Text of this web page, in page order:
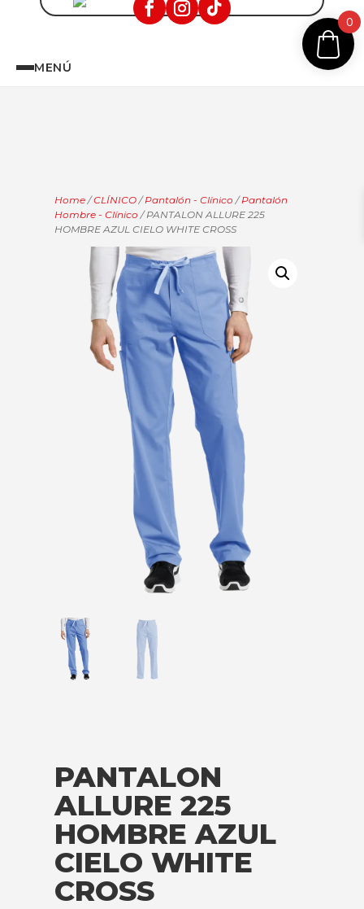
MENÚ
Home/CLÍNICO/Pantalón - Clínico /Pantalón
Hombre - Clínico / PANTALON ALLURE 225
HOMBRE AZUL CIELO WHITE CROSS
PANTALON
ALLURE 225
HOMBRE AZUL
CIELO WHITE
CROSS
0